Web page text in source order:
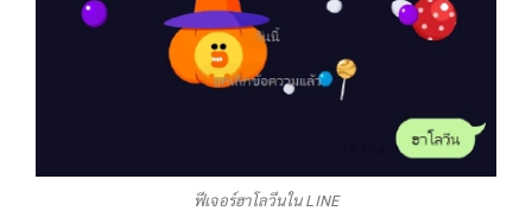
ฟีเจอร์ฮาโลวีนใน LINE